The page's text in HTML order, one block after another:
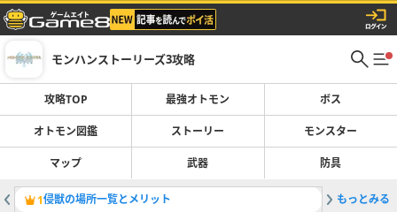
モンハンストーリーズ3攻略
攻略TOP 最強オトモン ボス
オトモン図鑑 ストーリー モンスター
マップ 武器 防具
1侵獣の場所一覧とメリット 2ネロミ
もっとみる